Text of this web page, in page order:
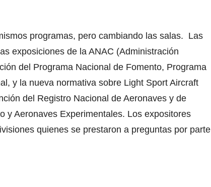
programas, pero cambiando las salas. Las
exposiciones de la ANAC (Administración
del Programa Nacional de Fomento, Programa
y la nueva normativa sobre Light Sport Aircraft
del Registro Nacional de Aeronaves y de
y Aeronaves Experimentales. Los expositores
quienes se prestaron a preguntas por parte